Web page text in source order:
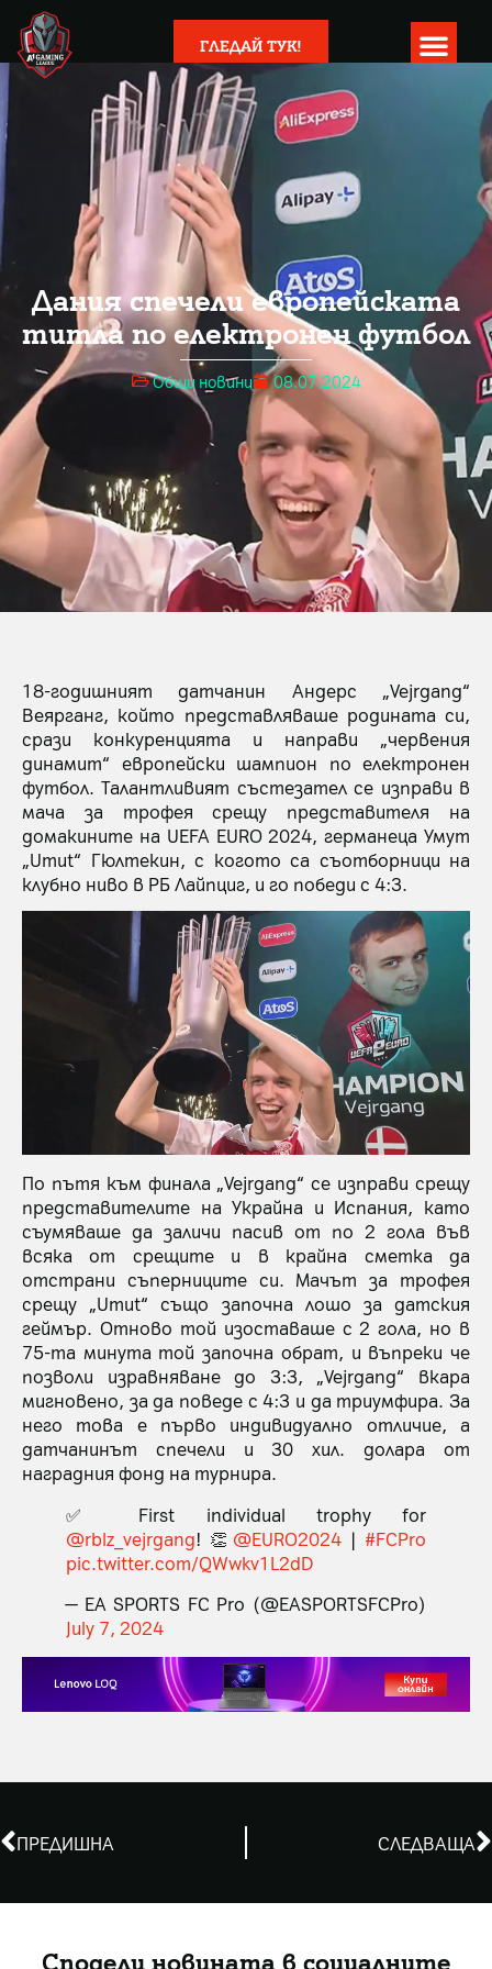
ГЛЕДАЙ ТУК!
Дания спечели европейската
титла по електронен футбол
Общи новини 08.07.2024
18-годишният датчанин Андерс „Vejrgang“
Веярганг, който представляваше родината си,
срази конкуренцията и направи „червения
динамит“ европейски шампион по електронен
футбол. Талантливият състезател се изправи в
мача за трофея срещу представителя на
домакините на UEFA EURO 2024, германеца Умут
„Umut“ Гюлтекин, с когото са съотборници на
клубно ниво в РБ Лайпциг, и го победи с 4:3.
По пътя към финала „Vejrgang“ се изправи срещу
представителите на Украйна и Испания, като
съумяваше да заличи пасив от по 2 гола във
всяка от срещите и в крайна сметка да
отстрани съперниците си. Мачът за трофея
срещу „Umut“ също започна лошо за датския
геймър. Отново той изоставаше с 2 гола, но в
75-та минута той започна обрат, и въпреки че
позволи изравняване до 3:3, „Vejrgang“ вкара
мигновено, за да поведе с 4:3 и да триумфира. За
него това е първо индивидуално отличие, а
датчанинът спечели и 30 хил. долара от
наградния фонд на турнира.
✅ First individual trophy for
@rblz_vejrgang! 👏 @EURO2024| #FCPro
pic.twitter.com/QWwkv1L2dD
— EA SPORTS FC Pro (@EASPORTSFCPro)
July 7, 2024
ПРЕДИШНА СЛЕДВАЩА
Сподели новината в социалните